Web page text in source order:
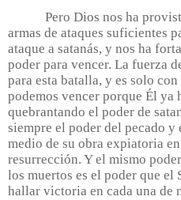
Pero Dios nos ha
armas de ataques suficientes
ataque a satanás, y nos ha
poder para vencer. La fuerza
para esta batalla, y es solo
podemos vencer porque Él ya
quebrantando el poder de
siempre el poder del pecado
medio de su obra expiatoria
resurrección. Y el mismo
los muertos es el poder que el
hallar victoria en cada una de